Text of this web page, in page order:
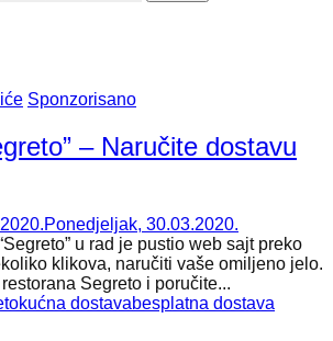
Sponzorisano
– Naručite dostavu
Ponedjeljak, 30.03.2020.
u rad je pustio web sajt preko
klikova, naručiti vaše omiljeno jelo.
Segreto i poručite...
kućna dostavabesplatna dostava